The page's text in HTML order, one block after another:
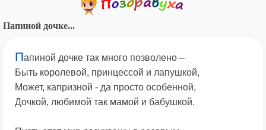
Папиной дочке...
Папиной дочке так много позволено –
Быть королевой, принцессой и лапушкой,
Может, капризной - да просто особенной,
Дочкой, любимой так мамой и бабушкой.